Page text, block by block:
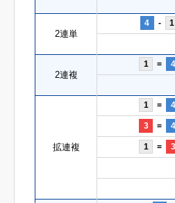
2連単
4 - 1
2連複
1 = 4
拡連複
1 = 4
3 = 4
1 = 3